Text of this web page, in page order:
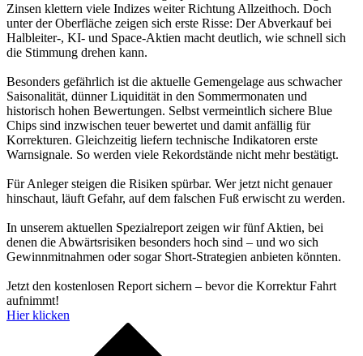
Zinsen klettern viele Indizes weiter Richtung Allzeithoch. Doch
unter der Oberfläche zeigen sich erste Risse: Der Abverkauf bei
Halbleiter-, KI- und Space-Aktien macht deutlich, wie schnell sich
die Stimmung drehen kann.
Besonders gefährlich ist die aktuelle Gemengelage aus schwacher
Saisonalität, dünner Liquidität in den Sommermonaten und
historisch hohen Bewertungen. Selbst vermeintlich sichere Blue
Chips sind inzwischen teuer bewertet und damit anfällig für
Korrekturen. Gleichzeitig liefern technische Indikatoren erste
Warnsignale. So werden viele Rekordstände nicht mehr bestätigt.
Für Anleger steigen die Risiken spürbar. Wer jetzt nicht genauer
hinschaut, läuft Gefahr, auf dem falschen Fuß erwischt zu werden.
In unserem aktuellen Spezialreport zeigen wir fünf Aktien, bei
denen die Abwärtsrisiken besonders hoch sind – und wo sich
Gewinnmitnahmen oder sogar Short-Strategien anbieten könnten.
Jetzt den kostenlosen Report sichern – bevor die Korrektur Fahrt
aufnimmt!
Hier klicken